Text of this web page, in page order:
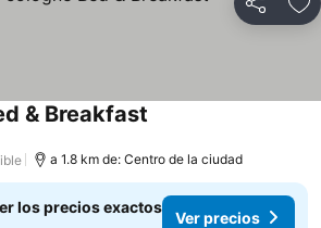
Compartir
& Breakfast
a 1.8 km de: Centro de la ciudad
los precios exactos
Ver precios